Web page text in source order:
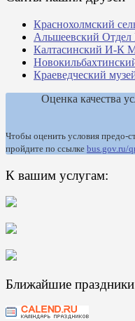
Краснохолмский
Альшеевский Отдел
Калтасинский И-К
Краеведческий
Оценка качества
Чтобы оценить условия предо-
пройдите по ссылке bus.gov.ru/
К вашим услугам:
Ближайшие праздники